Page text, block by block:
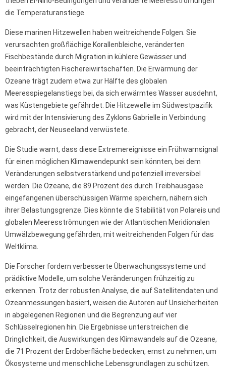
die Temperaturanstiege.
Diese marinen Hitzewellen haben weitreichende Folgen. Sie
verursachten großflächige Korallenbleiche, veränderten
Fischbestände durch Migration in kühlere Gewässer und
beeinträchtigten Fischereiwirtschaften. Die Erwärmung der
Ozeane trägt zudem etwa zur Hälfte des globalen
Meeresspiegelanstiegs bei, da sich erwärmtes Wasser ausdehnt,
was Küstengebiete gefährdet. Die Hitzewelle im Südwestpazifik
wird mit der Intensivierung des Zyklons Gabrielle in Verbindung
gebracht, der Neuseeland verwüstete.
Die Studie warnt, dass diese Extremereignisse ein Frühwarnsignal
für einen möglichen Klimawendepunkt sein könnten, bei dem
Veränderungen selbstverstärkend und potenziell irreversibel
werden. Die Ozeane, die 89 Prozent des durch Treibhausgase
eingefangenen überschüssigen Wärme speichern, nähern sich
ihrer Belastungsgrenze. Dies könnte die Stabilität von Polareis und
globalen Meeresströmungen wie der Atlantischen Meridionalen
Umwälzbewegung gefährden, mit weitreichenden Folgen für das
Weltklima.
Die Forscher fordern verbesserte Überwachungssysteme und
prädiktive Modelle, um solche Veränderungen frühzeitig zu
erkennen. Trotz der robusten Analyse, die auf Satellitendaten und
Ozeanmessungen basiert, weisen die Autoren auf Unsicherheiten
in abgelegenen Regionen und die Begrenzung auf vier
Schlüsselregionen hin. Die Ergebnisse unterstreichen die
Dringlichkeit, die Auswirkungen des Klimawandels auf die Ozeane,
die 71 Prozent der Erdoberfläche bedecken, ernst zu nehmen, um
Ökosysteme und menschliche Lebensgrundlagen zu schützen.